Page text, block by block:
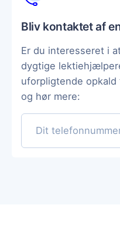
Bliv kontaktet af
Er du interesseret i
dygtige
uforpligtende
og hør mere: